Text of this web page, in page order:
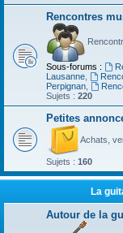
Rencontres
Sous-forums :
Lausanne
Perpignan
Sujets : 220
Petites
Achats,
Sujets : 160
La
Autour de la